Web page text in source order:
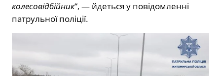
колесовідбійник“, — йдеться у повідомленні
патрульної поліції.